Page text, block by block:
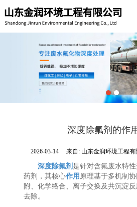
公司介绍 产品展示 新闻动态 留言反馈
深度除氟剂的作
2026-03-14 来自: 山东金润环境工程有
深度除氟剂是针对含氟废水特
药剂，其核心作用 原理基于多机制
附、化学络合、离子交换及共沉淀
去除。